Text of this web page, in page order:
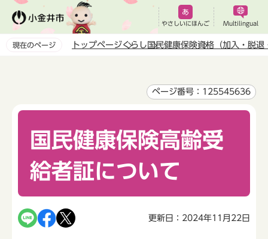
ペ
やさしいにほんご Multilingual
現在のページ トップページくらし 国民健康保険資格（加入・脱退
ページ番号：125545636
国民健康保険高齢受
給者証について
更新日：2024年11月22日